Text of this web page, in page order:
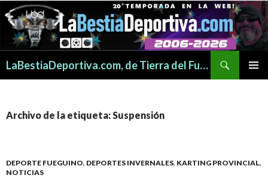
LaBestiaDeportiva.com, de Tierra del Fuego para todo el mundo
Archivo de la etiqueta: Suspensión
DEPORTE FUEGUINO, DEPORTES INVERNALES, KARTING PROVINCIAL,
NOTICIAS